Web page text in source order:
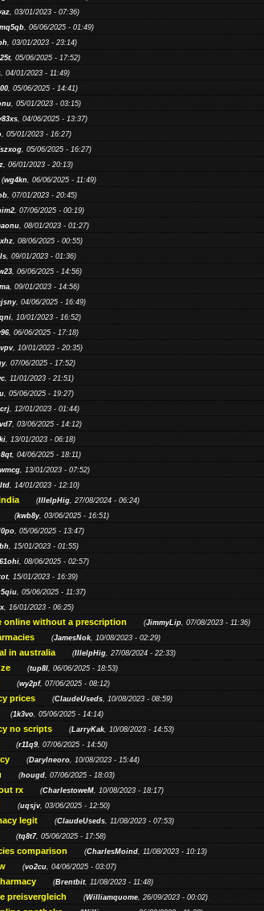
, 03/01/2023 - 07:36)
mq5qb, 06/06/2025 - 01:49)
, 03/01/2023 - 23:14)
, 05/06/2025 - 17:52)
, 04/01/2023 - 11:49)
, 05/06/2025 - 14:41)
, 05/01/2023 - 03:15)
, 04/06/2025 - 13:37)
, 05/01/2023 - 16:27)
szxog, 05/06/2025 - 16:27)
, 06/01/2023 - 20:13)
(wg4kn, 06/06/2025 - 11:49)
, 07/01/2023 - 20:45)
, 07/06/2025 - 00:19)
, 08/01/2023 - 01:27)
, 08/06/2025 - 00:55)
, 09/01/2023 - 01:36)
, 06/06/2025 - 14:56)
, 09/01/2023 - 14:56)
, 04/06/2025 - 16:49)
, 10/01/2023 - 16:52)
, 06/06/2025 - 17:18)
, 10/01/2023 - 20:35)
, 07/06/2025 - 17:52)
, 11/01/2023 - 21:51)
, 05/06/2025 - 19:27)
, 12/01/2023 - 01:44)
, 03/06/2025 - 14:12)
, 13/01/2023 - 06:18)
, 04/06/2025 - 18:11)
, 13/01/2023 - 07:52)
, 14/01/2023 - 12:10)
(IllelpHig, 27/08/2024 - 06:24)
(kwb8y, 03/06/2025 - 16:51)
, 05/06/2025 - 13:47)
, 15/01/2023 - 01:55)
61ohi, 08/06/2025 - 02:57)
, 15/01/2023 - 16:39)
, 05/06/2025 - 11:37)
, 16/01/2023 - 06:25)
online without a prescription (JimmyLip, 07/08/2023 - 11:36)
(JamesNok, 10/08/2023 - 02:29)
in australia (IllelpHig, 27/08/2024 - 22:33)
(tup8l, 06/06/2025 - 18:53)
(wy2pf, 07/06/2025 - 08:12)
prices (ClaudeUseds, 10/08/2023 - 08:59)
(1k3vo, 05/06/2025 - 14:14)
no scripts (LarryKak, 10/08/2023 - 14:53)
(r11q9, 07/06/2025 - 14:50)
(Darylneoro, 10/08/2023 - 15:44)
(hougd, 07/06/2025 - 18:03)
rx (CharlestoweM, 10/08/2023 - 18:17)
(uqsjv, 03/06/2025 - 12:50)
legit (ClaudeUseds, 11/08/2023 - 07:53)
(tq8t7, 05/06/2025 - 17:58)
comparison (CharlesMoind, 11/08/2023 - 10:13)
(vo2cu, 04/06/2025 - 03:07)
(Brentbit, 11/08/2023 - 11:48)
preisvergleich (Williamquome, 26/09/2023 - 00:02)